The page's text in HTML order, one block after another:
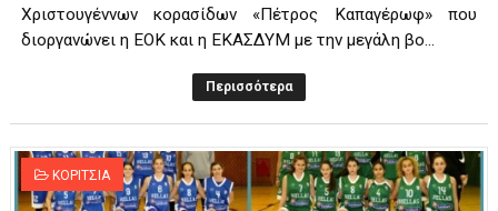
Χριστουγέννων κορασίδων «Πέτρος Καπαγέρωφ» που
διοργανώνει η ΕΟΚ και η ΕΚΑΣΔΥΜ με την μεγάλη βο...
Περισσότερα
ΚΟΡΙΤΣΙΑ